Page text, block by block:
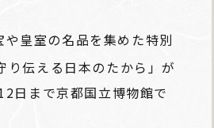
皇室の名品を集めた特別
伝える日本のたから」が
日まで京都国立博物館で